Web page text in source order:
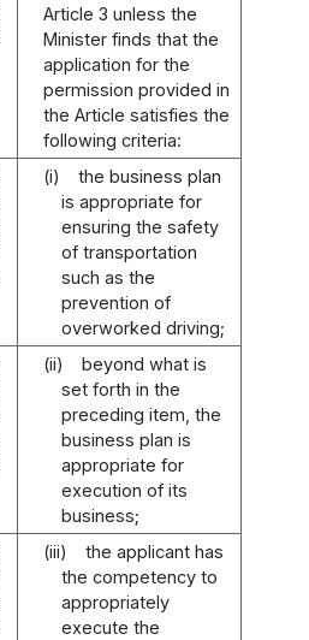
Article 3 unless the
Minister finds that the
application for the
permission provided in
the Article satisfies the
following criteria:
(i)
the business plan
is appropriate for
ensuring the safety
of transportation
such as the
prevention of
overworked driving;
(ii)
beyond what is
set forth in the
preceding item, the
business plan is
appropriate for
execution of its
business;
(iii)
the applicant has
the competency to
appropriately
execute the